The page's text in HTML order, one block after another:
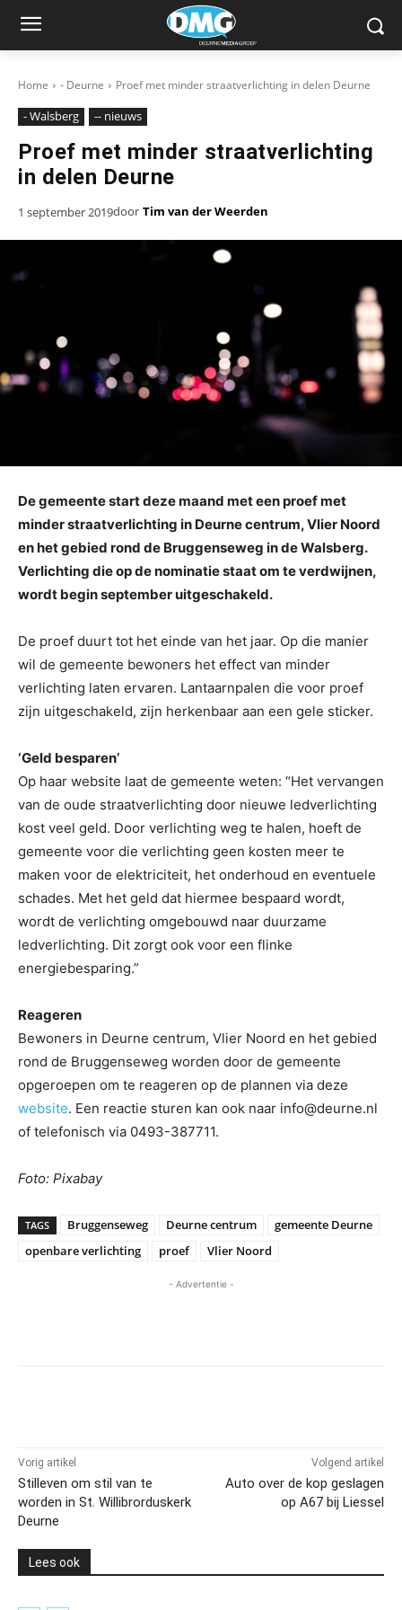
Home - Deurne Proef met minder straatverlichting in delen Deurne
- Walsberg -- nieuws
Proef met minder straatverlichting
in delen Deurne
1 september 2019door Tim van der Weerden
De gemeente start deze maand met een proef met
minder straatverlichting in Deurne centrum, Vlier Noord
en het gebied rond de Bruggenseweg in de Walsberg.
Verlichting die op de nominatie staat om te verdwijnen,
wordt begin september uitgeschakeld.
De proef duurt tot het einde van het jaar. Op die manier
wil de gemeente bewoners het effect van minder
verlichting laten ervaren. Lantaarnpalen die voor proef
zijn uitgeschakeld, zijn herkenbaar aan een gele sticker.
‘Geld besparen’
Op haar website laat de gemeente weten: “Het vervangen
van de oude straatverlichting door nieuwe ledverlichting
kost veel geld. Door verlichting weg te halen, hoeft de
gemeente voor die verlichting geen kosten meer te
maken voor de elektriciteit, het onderhoud en eventuele
schades. Met het geld dat hiermee bespaard wordt,
wordt de verlichting omgebouwd naar duurzame
ledverlichting. Dit zorgt ook voor een flinke
energiebesparing.”
Reageren
Bewoners in Deurne centrum, Vlier Noord en het gebied
rond de Bruggenseweg worden door de gemeente
opgeroepen om te reageren op de plannen via deze
website. Een reactie sturen kan ook naar info@deurne.nl
of telefonisch via 0493-387711.
Foto: Pixabay
TAGS Bruggenseweg Deurne centrum
gemeente Deurne
openbare verlichting
proef Vlier Noord
- Advertentie -
Vorig artikel
Stilleven om stil van te
worden in St. Willibrorduskerk
Deurne
Volgend artikel
Auto over de kop geslagen
op A67 bij Liessel
Lees ook